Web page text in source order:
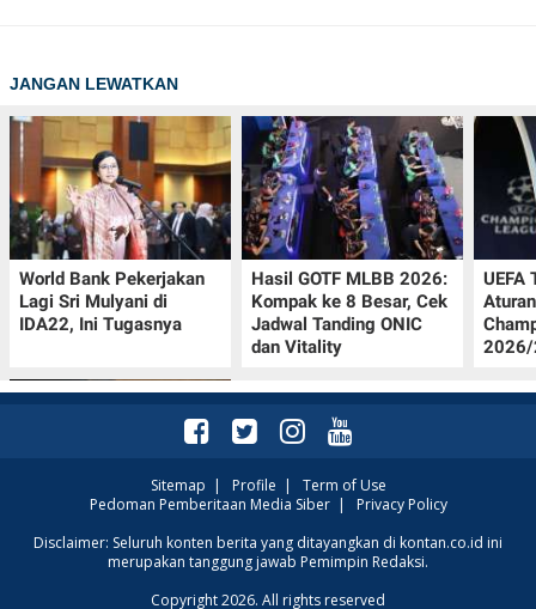
JANGAN LEWATKAN
World Bank Pekerjakan
Lagi Sri Mulyani di
IDA22, Ini Tugasnya
Hasil GOTF MLBB 2026:
Kompak ke 8 Besar, Cek
Jadwal Tanding ONIC
dan Vitality
UEFA
2026/
Jadwal Persija vs Arema
FC Perebutan Juara 3
Sitemap | Profile | Term of Use
Pedoman Pemberitaan Media Siber| Privacy Policy
Disclaimer: Seluruh konten berita yang ditayangkan di kontan.co.id ini
merupakan tanggung jawab Pemimpin Redaksi.
Copyright 2026. All rights reserved